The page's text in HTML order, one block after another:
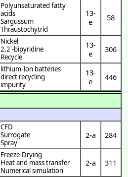
Polyunsaturated fatty
acids
Sargussum
Thraustochytrid
13-
e
58
Nickel
2,2'-bipyridine
Recycle
13-
e
306
lithium-Ion batteries
direct recycling
impurity
13-
e
446
CFD
Surrogate
Spray
2-a 284
Freeze-Drying
Heat and mass transfer
Numerical simulation
2-a 311